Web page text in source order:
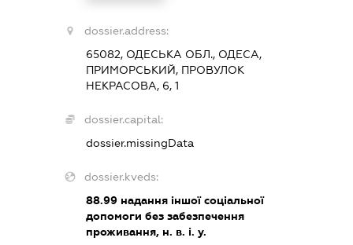
dossier.address:
65082, ОДЕСЬКА ОБЛ., ОДЕСА,
ПРИМОРСЬКИЙ, ПРОВУЛОК
НЕКРАСОВА, 6, 1
dossier.capital:
dossier.missingData
dossier.kveds:
88.99 надання іншої соціальної
допомоги без забезпечення
проживання, н. в. і. у.